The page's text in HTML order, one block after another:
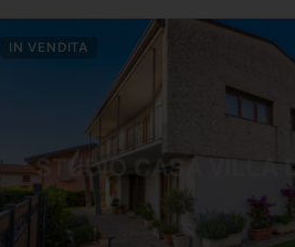
IN VENDITA